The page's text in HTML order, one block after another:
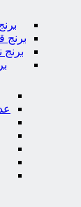
برنج
برنج